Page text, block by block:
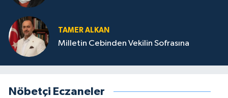
TAMER ALKAN
Milletin Cebinden Vekilin Sofrasına
Nöbetçi Eczaneler